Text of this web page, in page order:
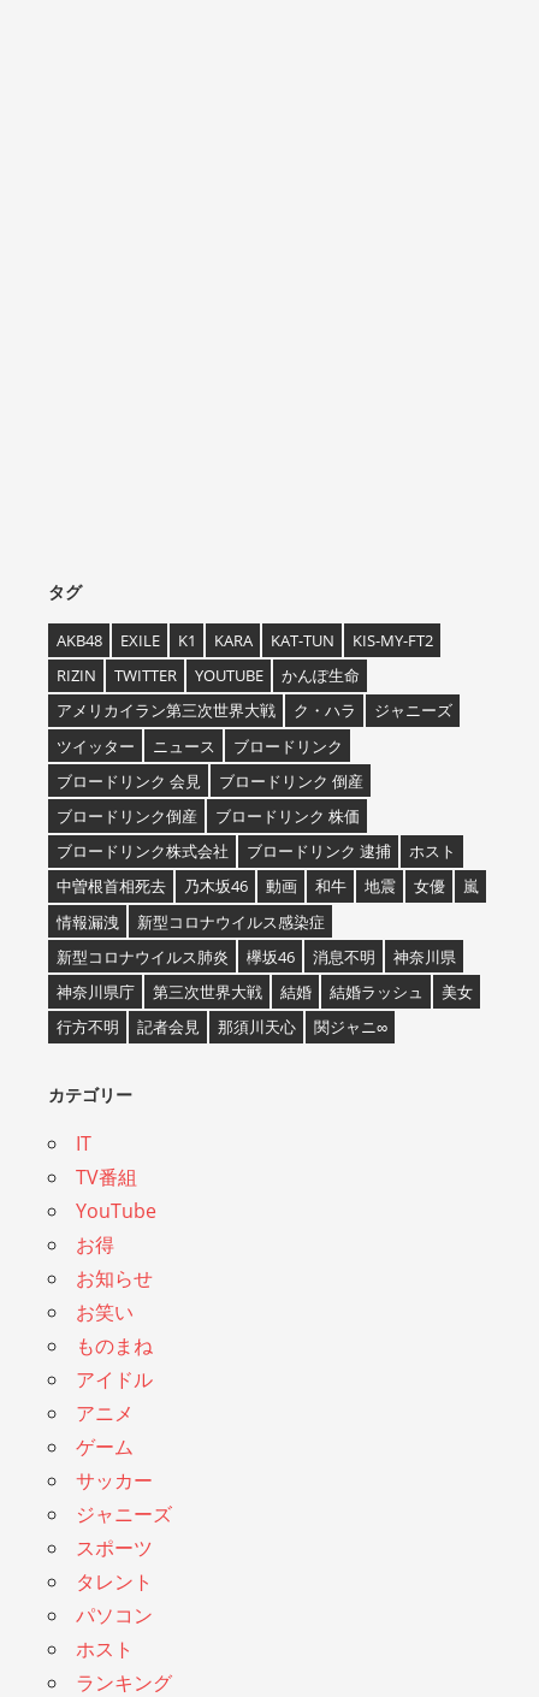
タグ
AKB48 EXILE K1 KARA KAT-TUN
KIS-MY-FT2
RIZIN
TWITTER YOUTUBE
かんぽ生命
アメリカイラン第三次世界大戦
ク・ハラ
ジャニーズ
ツイッター
ニュース
ブロードリンク
ブロードリンク 会見
ブロードリンク 倒産
ブロードリンク倒産
ブロードリンク 株価
ブロードリンク株式会社
ブロードリンク 逮捕
ホスト
中曽根首相死去
乃木坂46 動画 和牛 地震 女優
嵐
情報漏洩
新型コロナウイルス感染症
新型コロナウイルス肺炎
欅坂46 消息不明
神奈川県
神奈川県庁
第三次世界大戦 結婚 結婚ラッシュ
美女
行方不明
記者会見 那須川天心 関ジャニ∞
カテゴリー
IT
TV番組
YouTube
お得
お知らせ
お笑い
ものまね
アイドル
アニメ
ゲーム
サッカー
ジャニーズ
スポーツ
タレント
パソコン
ホスト
ランキング